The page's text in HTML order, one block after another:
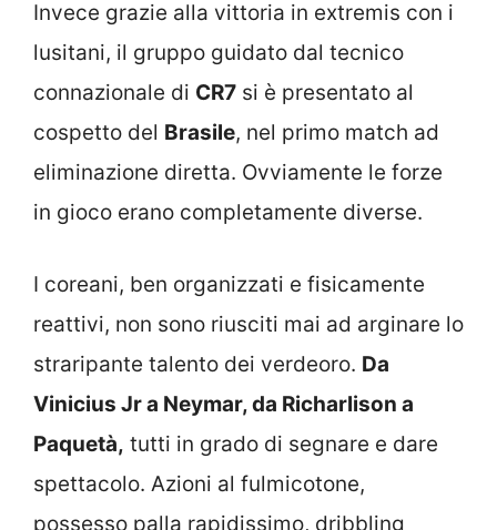
Invece grazie alla vittoria in extremis con i
lusitani, il gruppo guidato dal tecnico
connazionale di CR7 si è presentato al
cospetto del Brasile, nel primo match ad
eliminazione diretta. Ovviamente le forze
in gioco erano completamente diverse.
I coreani, ben organizzati e fisicamente
reattivi, non sono riusciti mai ad arginare lo
straripante talento dei verdeoro. Da
Vinicius Jr a Neymar, da Richarlison a
Paquetà, tutti in grado di segnare e dare
spettacolo. Azioni al fulmicotone,
possesso palla rapidissimo, dribbling